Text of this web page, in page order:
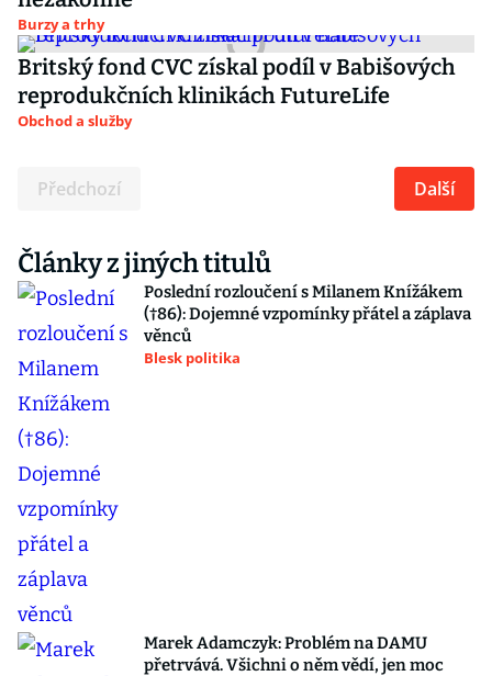
Burzy a trhy
Britský fond CVC získal podíl v Babišových
reprodukčních klinikách FutureLife
Obchod a služby
Předchozí Další
Články z jiných titulů
Poslední rozloučení s Milanem Knížákem
(†86): Dojemné vzpomínky přátel a záplava
věnců
Blesk politika
Marek Adamczyk: Problém na DAMU
přetrvává. Všichni o něm vědí, jen moc